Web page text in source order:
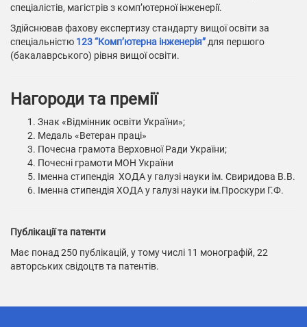
спеціалістів, магістрів з комп’ютерної інженерії.
Здійснював фахову експертизу стандарту вищої освіти за
спеціальністю 123 “Комп’ютерна інженерія” для першого
(бакалаврського) рівня вищої освіти.
Нагороди та премії
Знак «Відмінник освіти України»;
Медаль «Ветеран праці»
Почесна грамота Верховної Ради України;
Почесні грамоти МОН України
Іменна стипендія ХОДА у галузі науки ім. Свиридова В.В.
Іменна стипендія ХОДА у галузі науки ім.Проскури Г.Ф.
Публікації та патенти
Має понад 250 публікацій, у тому числі 11 монографій, 22
авторських свідоцтв та патентів.